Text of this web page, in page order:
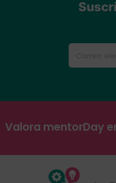
Valora mentorDay